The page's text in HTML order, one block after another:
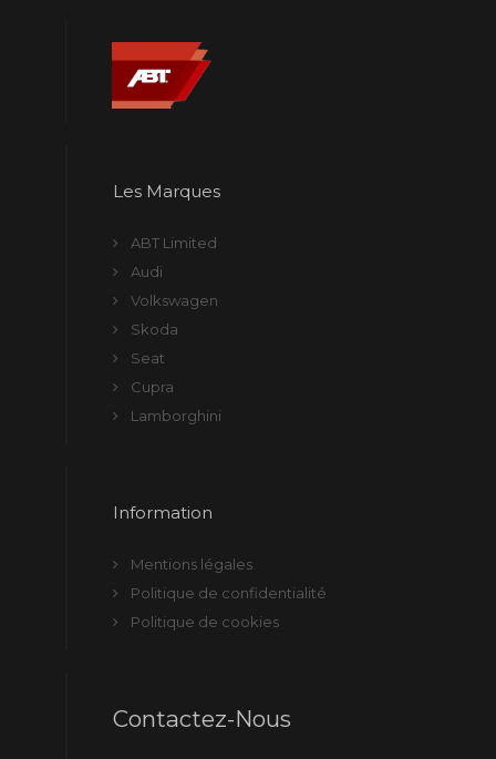
Les Marques
ABT Limited
Audi
Volkswagen
Skoda
Seat
Cupra
Lamborghini
Information
Mentions légales
Politique de confidentialité
Politique de cookies
Contactez-Nous